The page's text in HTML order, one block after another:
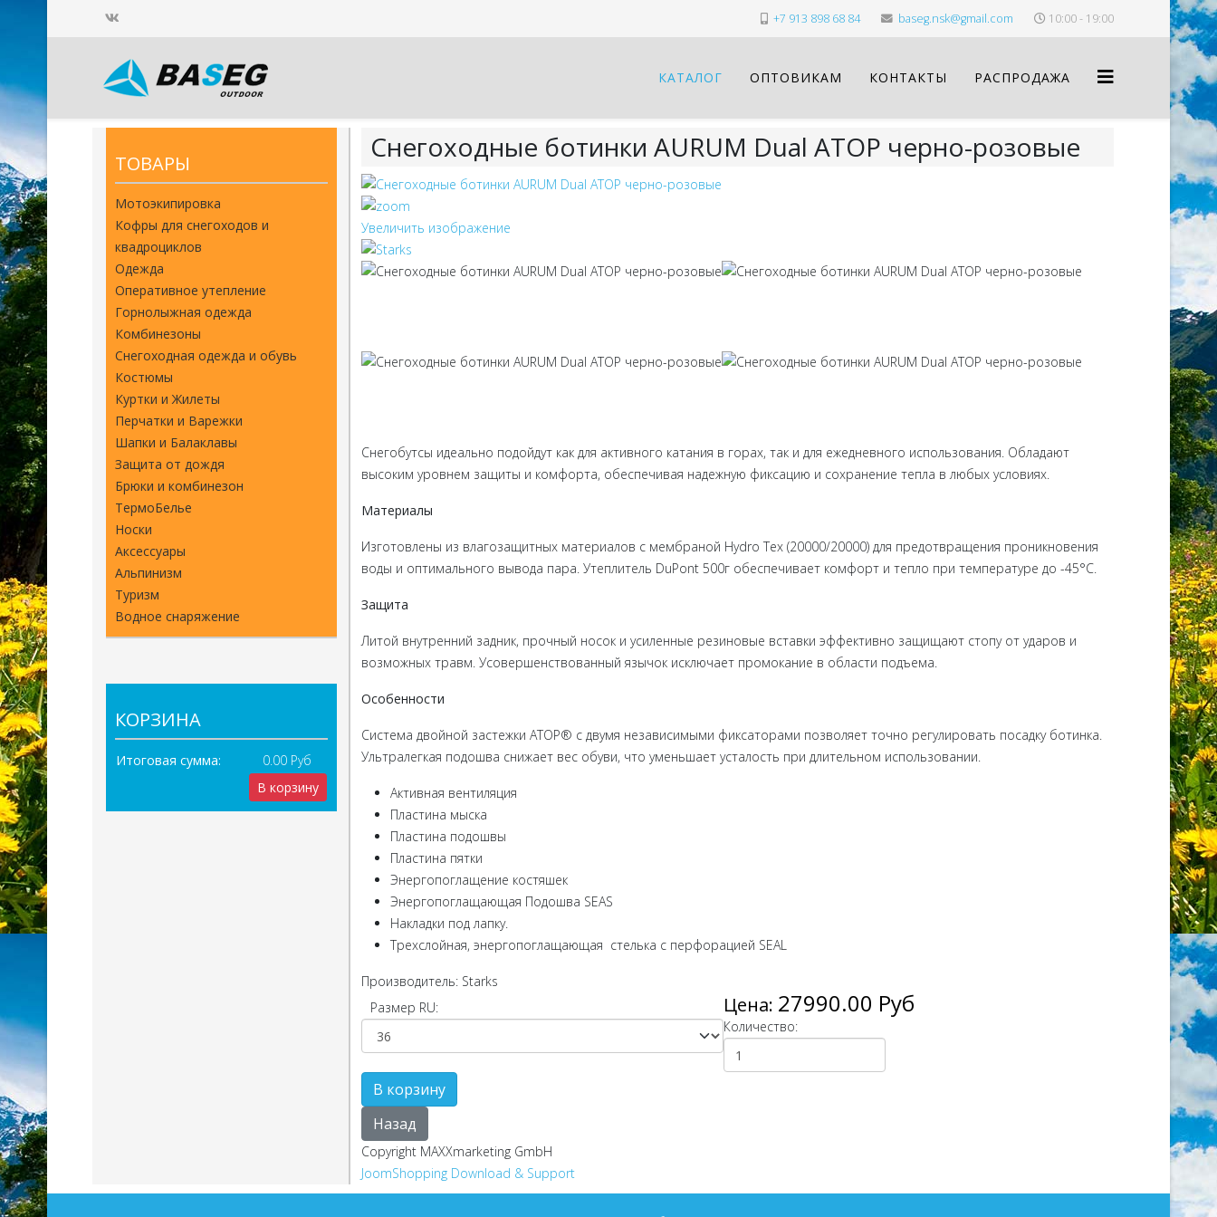
+7 913 898 68 84 baseg.nsk@gmail.com 10:00 - 19:00
КАТАЛОГ ОПТОВИКАМ КОНТАКТЫ РАСПРОДАЖА
ТОВАРЫ
Мотоэкипировка
Кофры для снегоходов и
квадроциклов
Одежда
Оперативное утепление
Горнолыжная одежда
Комбинезоны
Снегоходная одежда и обувь
Костюмы
Куртки и Жилеты
Перчатки и Варежки
Шапки и Балаклавы
Защита от дождя
Брюки и комбинезон
ТермоБелье
Носки
Аксессуары
Альпинизм
Туризм
Водное снаряжение
КОРЗИНА
Итоговая сумма:
0.00 Руб
В корзину
Снегоходные ботинки AURUM Dual ATOP черно-розовые
Увеличить изображение
Снегобутсы идеально подойдут как для активного катания в горах, так и для ежедневного использования. Обладают
высоким уровнем защиты и комфорта, обеспечивая надежную фиксацию и сохранение тепла в любых условиях.
Материалы
Изготовлены из влагозащитных материалов с мембраной Hydro Tex (20000/20000) для предотвращения проникновения
воды и оптимального вывода пара. Утеплитель DuPont 500г обеспечивает комфорт и тепло при температуре до -45°C.
Защита
Литой внутренний задник, прочный носок и усиленные резиновые вставки эффективно защищают стопу от ударов и
возможных травм. Усовершенствованный язычок исключает промокание в области подъема.
Особенности
Система двойной застежки ATOP® с двумя независимыми фиксаторами позволяет точно регулировать посадку ботинка.
Ультралегкая подошва снижает вес обуви, что уменьшает усталость при длительном использовании.
Активная вентиляция
Пластина мыска
Пластина подошвы
Пластина пятки
Энергопоглащение костяшек
Энергопоглащающая Подошва SEAS
Накладки под лапку.
Трехслойная, энергопоглащающая стелька с перфорацией SEAL
Производитель: Starks
Размер RU:
Цена: 27990.00 Руб
Количество:
Copyright MAXXmarketing GmbH
JoomShopping Download & Support